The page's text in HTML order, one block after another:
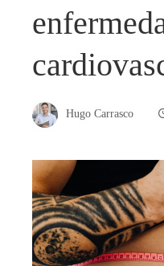
Hugo Carrasco